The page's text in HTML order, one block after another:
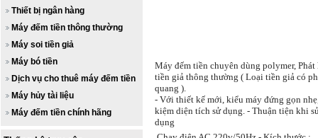
Thiết bị ngân hàng
Máy đếm tiền thông thường
Máy soi tiền giả
Máy bó tiền
Dịch vụ cho thuê máy đếm tiền
Máy hủy tài liệu
Máy đếm tiền chính hãng
Máy đếm tiền chuyên dùng polymer, Phát
tiền giả thông thường ( Loại tiền giả có
quang ).
- Với thiết kế mới, kiểu máy đứng gọn
kiệm diện tích sử dụng. - Thuận tiện khi
dụng